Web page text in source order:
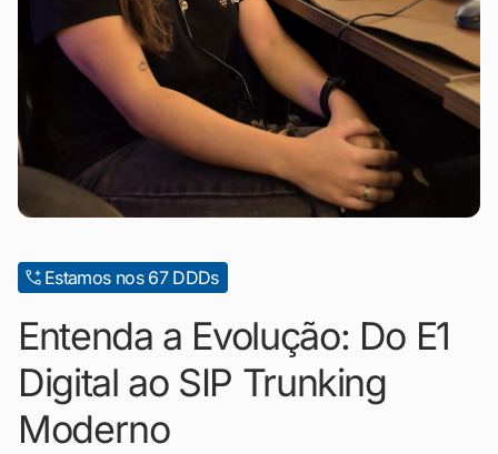
Estamos nos 67 DDDs
Entenda a Evolução: Do E1
Digital ao SIP Trunking
Moderno